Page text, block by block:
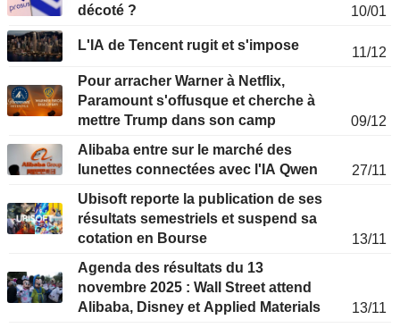
décoté ?
10/01
L'IA de Tencent rugit et s'impose
11/12
Pour arracher Warner à Netflix,
Paramount s'offusque et cherche à
mettre Trump dans son camp
09/12
Alibaba entre sur le marché des
lunettes connectées avec l'IA Qwen
27/11
Ubisoft reporte la publication de ses
résultats semestriels et suspend sa
cotation en Bourse
13/11
Agenda des résultats du 13
novembre 2025 : Wall Street attend
Alibaba, Disney et Applied Materials
13/11